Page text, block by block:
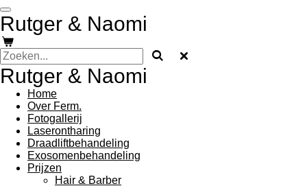
Ga
direct
naar
de
hoofdinhoud
Rutger & Naomi
Rutger & Naomi
Home
Over Ferm.
Fotogallerij
Laserontharing
Draadliftbehandeling
Exosomenbehandeling
Prijzen
Hair & Barber